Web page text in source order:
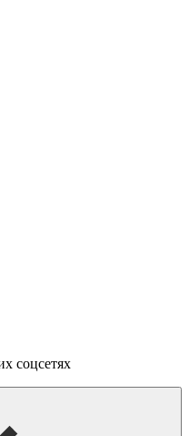
соцсетях